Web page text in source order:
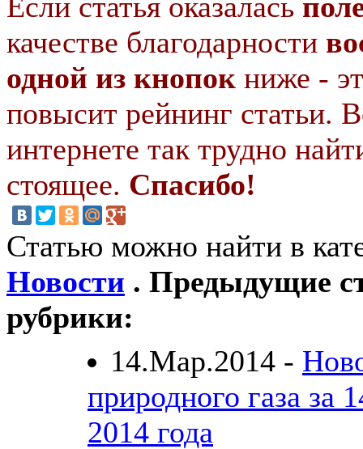
качестве благодарности
одной из кнопок ниже -
повысит рейнинг статьи.
интернете так трудно
стоящее. Спасибо!
Статью можно найти в
Новости . Предыдущие
рубрики:
14.Мар.2014 -
природного газа за
2014 года